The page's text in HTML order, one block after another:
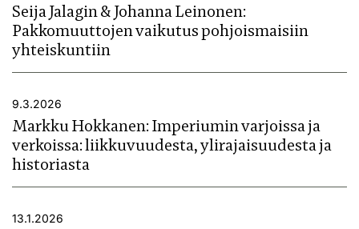
Seija Jalagin & Johanna Leinonen:
Pakkomuuttojen vaikutus pohjoismaisiin
yhteiskuntiin
9.3.2026
Markku Hokkanen: Imperiumin varjoissa ja
verkoissa: liikkuvuudesta, ylirajaisuudesta ja
historiasta
13.1.2026